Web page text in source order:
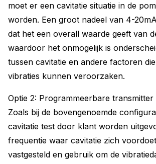
moet er een cavitatie situatie in de
worden. Een groot nadeel van 4-
dat het een overall waarde geeft van
waardoor het onmogelijk is
tussen cavitatie en andere factoren
vibraties kunnen veroorzaken.
Optie 2: Programmeerbare transmitter
Zoals bij de bovengenoemde
cavitatie test door klant worden
frequentie waar cavitatie zich
vastgesteld en gebruik om de